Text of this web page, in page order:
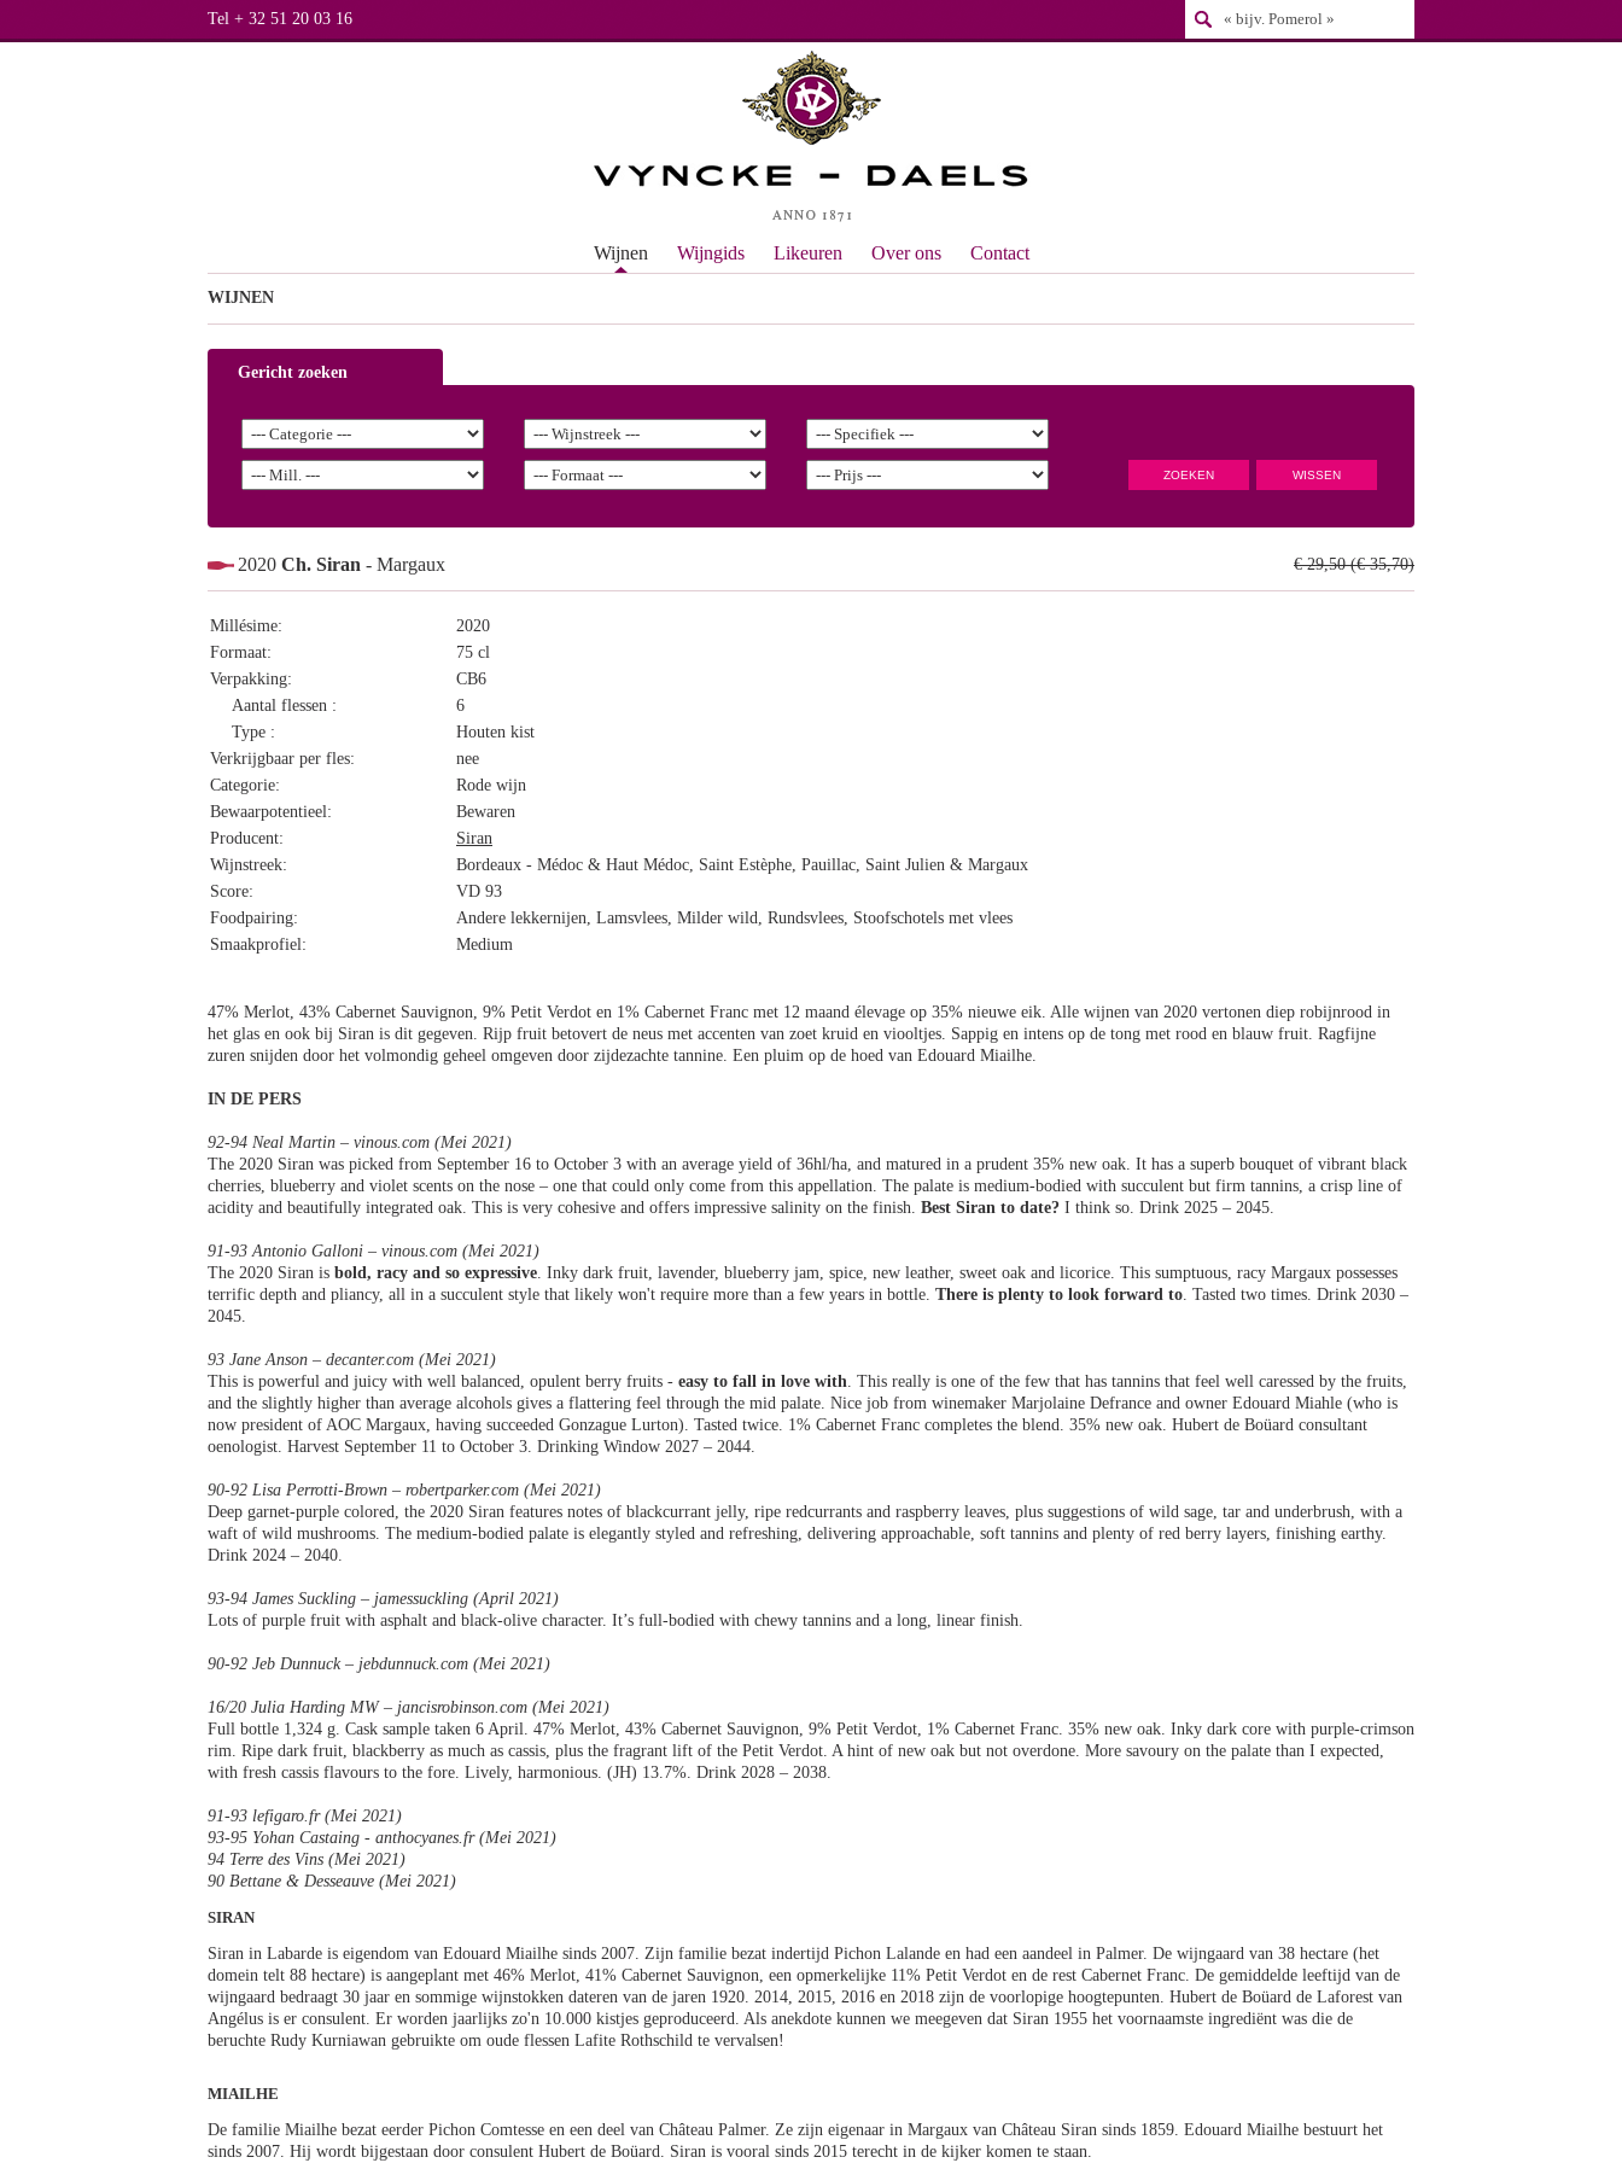
Tel + 32 51 20 03 16
Wijnen Wijngids Likeuren Over ons Contact
WIJNEN
Gericht zoeken
2020 Ch. Siran - Margaux € 29,50 (€ 35,70)
Millésime:
2020
Formaat:
75 cl
Verpakking:
CB6
Aantal flessen :
6
Type :
Houten kist
Verkrijgbaar per fles:
nee
Categorie:
Rode wijn
Bewaarpotentieel:
Bewaren
Producent:
Siran
Wijnstreek:
Bordeaux - Médoc & Haut Médoc, Saint Estèphe, Pauillac, Saint Julien & Margaux
Score:
VD 93
Foodpairing:
Andere lekkernijen, Lamsvlees, Milder wild, Rundsvlees, Stoofschotels met vlees
Smaakprofiel:
Medium
47% Merlot, 43% Cabernet Sauvignon, 9% Petit Verdot en 1% Cabernet Franc met 12 maand élevage op 35% nieuwe eik. Alle wijnen van 2020 vertonen diep robijnrood in
het glas en ook bij Siran is dit gegeven. Rijp fruit betovert de neus met accenten van zoet kruid en viooltjes. Sappig en intens op de tong met rood en blauw fruit. Ragfijne
zuren snijden door het volmondig geheel omgeven door zijdezachte tannine. Een pluim op de hoed van Edouard Miailhe.
IN DE PERS
92-94 Neal Martin – vinous.com (Mei 2021)
The 2020 Siran was picked from September 16 to October 3 with an average yield of 36hl/ha, and matured in a prudent 35% new oak. It has a superb bouquet of vibrant black
cherries, blueberry and violet scents on the nose – one that could only come from this appellation. The palate is medium-bodied with succulent but firm tannins, a crisp line of
acidity and beautifully integrated oak. This is very cohesive and offers impressive salinity on the finish. Best Siran to date? I think so. Drink 2025 – 2045.
91-93 Antonio Galloni – vinous.com (Mei 2021)
The 2020 Siran is bold, racy and so expressive. Inky dark fruit, lavender, blueberry jam, spice, new leather, sweet oak and licorice. This sumptuous, racy Margaux possesses
terrific depth and pliancy, all in a succulent style that likely won't require more than a few years in bottle. There is plenty to look forward to. Tasted two times. Drink 2030 –
2045.
93 Jane Anson – decanter.com (Mei 2021)
This is powerful and juicy with well balanced, opulent berry fruits - easy to fall in love with. This really is one of the few that has tannins that feel well caressed by the fruits,
and the slightly higher than average alcohols gives a flattering feel through the mid palate. Nice job from winemaker Marjolaine Defrance and owner Edouard Miahle (who is
now president of AOC Margaux, having succeeded Gonzague Lurton). Tasted twice. 1% Cabernet Franc completes the blend. 35% new oak. Hubert de Boüard consultant
oenologist. Harvest September 11 to October 3. Drinking Window 2027 – 2044.
90-92 Lisa Perrotti-Brown – robertparker.com (Mei 2021)
Deep garnet-purple colored, the 2020 Siran features notes of blackcurrant jelly, ripe redcurrants and raspberry leaves, plus suggestions of wild sage, tar and underbrush, with a
waft of wild mushrooms. The medium-bodied palate is elegantly styled and refreshing, delivering approachable, soft tannins and plenty of red berry layers, finishing earthy.
Drink 2024 – 2040.
93-94 James Suckling – jamessuckling (April 2021)
Lots of purple fruit with asphalt and black-olive character. It’s full-bodied with chewy tannins and a long, linear finish.
90-92 Jeb Dunnuck – jebdunnuck.com (Mei 2021)
16/20 Julia Harding MW – jancisrobinson.com (Mei 2021)
Full bottle 1,324 g. Cask sample taken 6 April. 47% Merlot, 43% Cabernet Sauvignon, 9% Petit Verdot, 1% Cabernet Franc. 35% new oak. Inky dark core with purple-crimson
rim. Ripe dark fruit, blackberry as much as cassis, plus the fragrant lift of the Petit Verdot. A hint of new oak but not overdone. More savoury on the palate than I expected,
with fresh cassis flavours to the fore. Lively, harmonious. (JH) 13.7%. Drink 2028 – 2038.
91-93 lefigaro.fr (Mei 2021)
93-95 Yohan Castaing - anthocyanes.fr (Mei 2021)
94 Terre des Vins (Mei 2021)
90 Bettane & Desseauve (Mei 2021)
SIRAN
Siran in Labarde is eigendom van Edouard Miailhe sinds 2007. Zijn familie bezat indertijd Pichon Lalande en had een aandeel in Palmer. De wijngaard van 38 hectare (het
domein telt 88 hectare) is aangeplant met 46% Merlot, 41% Cabernet Sauvignon, een opmerkelijke 11% Petit Verdot en de rest Cabernet Franc. De gemiddelde leeftijd van de
wijngaard bedraagt 30 jaar en sommige wijnstokken dateren van de jaren 1920. 2014, 2015, 2016 en 2018 zijn de voorlopige hoogtepunten. Hubert de Boüard de Laforest van
Angélus is er consulent. Er worden jaarlijks zo'n 10.000 kistjes geproduceerd. Als anekdote kunnen we meegeven dat Siran 1955 het voornaamste ingrediënt was die de
beruchte Rudy Kurniawan gebruikte om oude flessen Lafite Rothschild te vervalsen!
MIAILHE
De familie Miailhe bezat eerder Pichon Comtesse en een deel van Château Palmer. Ze zijn eigenaar in Margaux van Château Siran sinds 1859. Edouard Miailhe bestuurt het
sinds 2007. Hij wordt bijgestaan door consulent Hubert de Boüard. Siran is vooral sinds 2015 terecht in de kijker komen te staan.